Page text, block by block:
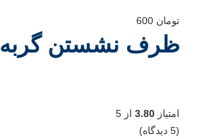
تومان
ظرف نشستن گربه
امتیاز 3.80 از 5
(5 دیدگاه)